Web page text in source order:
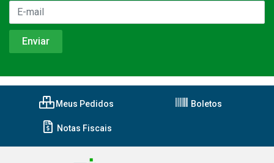
Meus Pedidos Boletos
Notas Fiscais